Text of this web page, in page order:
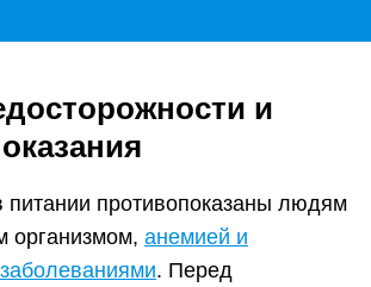
и
питании противопоказаны людям
организмом, анемией и
. Перед